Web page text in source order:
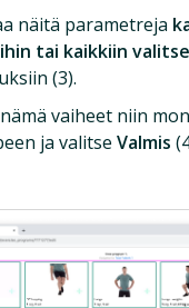
näitä parametreja
tai kaikkiin
(3).
vaiheet niin
ja valitse Valmis